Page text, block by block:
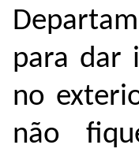
para dar
no
não